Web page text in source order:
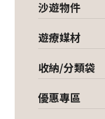
沙遊物件
遊療媒材
收納/分類袋
優惠專區